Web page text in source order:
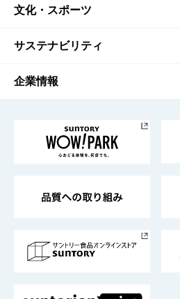
商品一覧
商品発売情報
栄養成分一覧
知る・楽しむTOP
キャンペーン
工場見学
地域情報
文化・スポーツ
文化・スポーツTOP
サントリーホール
サントリーサンバーズ大阪
サステナビリティ
サステナビリティTOP
サントリーが考えるサステナ
企業情報
企業概要
採用情報